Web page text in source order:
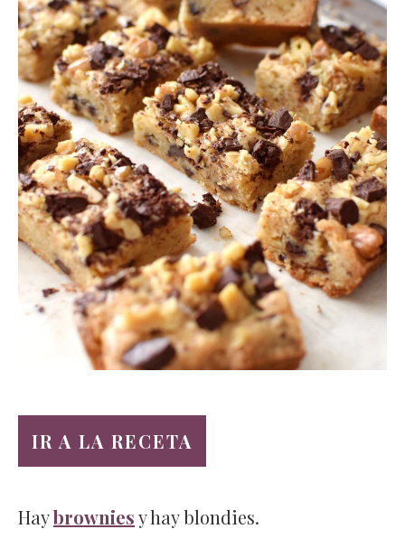
IR A LA RECETA
Haybrowniesy hay blondies.